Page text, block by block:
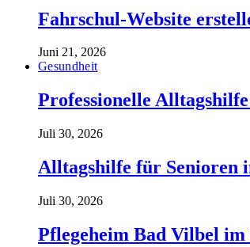
Fahrschul-Website
Juni 21, 2026
Gesundheit
Professionelle
Juli 30, 2026
Alltagshilfe für Senioren
Juli 30, 2026
Pflegeheim Bad Vilbel